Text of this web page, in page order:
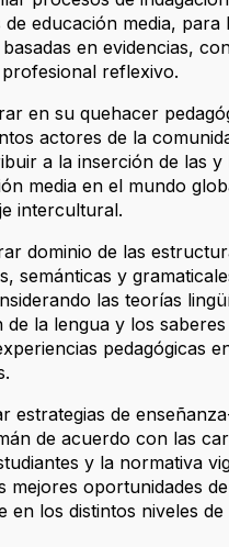
de educación media, para
en evidencias,
reflexivo.
en su quehacer
actores de la
a la inserción de las y
media en el mundo
intercultural.
dominio de las
semánticas y
las teorías
de la lengua y los
pedagógicas
estrategias de
de acuerdo con las
y la normativa
mejores oportunidades
en los distintos niveles